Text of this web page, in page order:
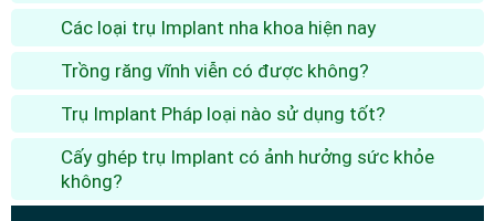
Các loại trụ Implant nha khoa hiện nay
Trồng răng vĩnh viễn có được không?
Trụ Implant Pháp loại nào sử dụng tốt?
Cấy ghép trụ Implant có ảnh hưởng sức khỏe
không?